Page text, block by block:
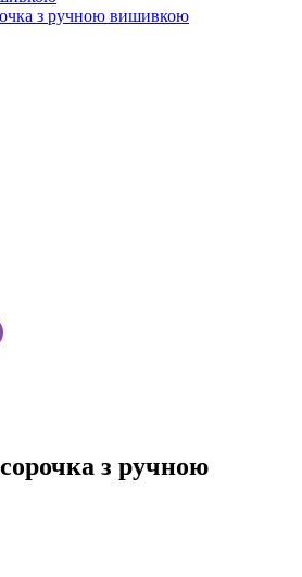
з ручною вишивкою
з ручною